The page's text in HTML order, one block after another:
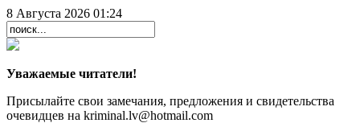
8 Августа 2026 01:24
Уважаемые читатели!
Присылайте свои замечания, предложения и свидетельства
очевидцев на kriminal.lv@hotmail.com